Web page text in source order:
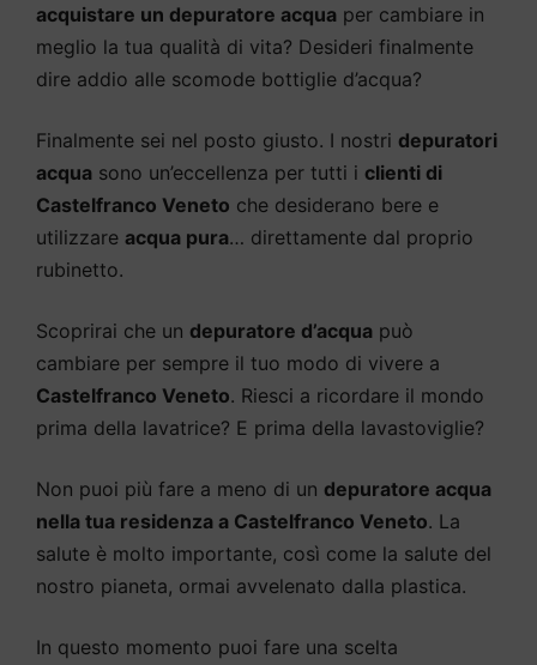
acquistare un depuratore acqua per cambiare in
meglio la tua qualità di vita? Desideri finalmente
dire addio alle scomode bottiglie d’acqua?
Finalmente sei nel posto giusto. I nostri depuratori
acqua sono un’eccellenza per tutti i clienti di
Castelfranco Veneto che desiderano bere e
utilizzare acqua pura… direttamente dal proprio
rubinetto.
Scoprirai che un depuratore d’acqua può
cambiare per sempre il tuo modo di vivere a
Castelfranco Veneto. Riesci a ricordare il mondo
prima della lavatrice? E prima della lavastoviglie?
Non puoi più fare a meno di un depuratore acqua
nella tua residenza a Castelfranco Veneto. La
salute è molto importante, così come la salute del
nostro pianeta, ormai avvelenato dalla plastica.
In questo momento puoi fare una scelta